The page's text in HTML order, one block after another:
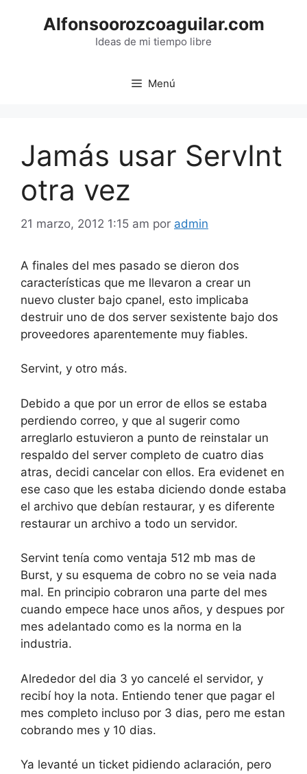
Alfonsoorozcoaguilar.com
Ideas de mi tiempo libre
Menú
Jamás usar ServInt
otra vez
21 marzo, 2012 1:15 am por admin
A finales del mes pasado se dieron dos
características que me llevaron a crear un
nuevo cluster bajo cpanel, esto implicaba
destruir uno de dos server sexistente bajo dos
proveedores aparentemente muy fiables.
Servint, y otro más.
Debido a que por un error de ellos se estaba
perdiendo correo, y que al sugerir como
arreglarlo estuvieron a punto de reinstalar un
respaldo del server completo de cuatro dias
atras, decidi cancelar con ellos. Era evidenet en
ese caso que les estaba diciendo donde estaba
el archivo que debían restaurar, y es diferente
restaurar un archivo a todo un servidor.
Servint tenía como ventaja 512 mb mas de
Burst, y su esquema de cobro no se veia nada
mal. En principio cobraron una parte del mes
cuando empece hace unos años, y despues por
mes adelantado como es la norma en la
industria.
Alrededor del dia 3 yo cancelé el servidor, y
recibí hoy la nota. Entiendo tener que pagar el
mes completo incluso por 3 dias, pero me estan
cobrando mes y 10 dias.
Ya levanté un ticket pidiendo aclaración, pero